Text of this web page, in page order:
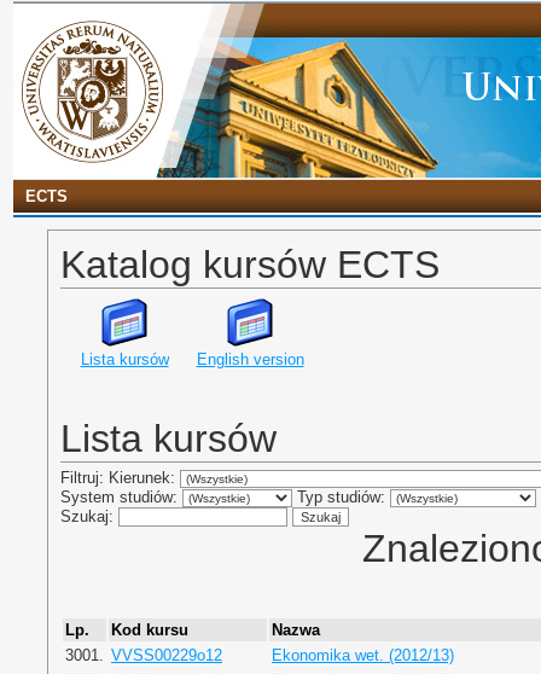
ECTS
Katalog kursów ECTS
Lista kursów English version
Lista kursów
Filtruj: Kierunek:
System studiów:
Typ studiów:
Szukaj:
Lp. Kod kursu
Nazwa
3001. VVSS00229o12
Ekonomika wet. (2012/13)